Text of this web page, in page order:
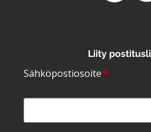
Liity
Sähköpostiosoite*